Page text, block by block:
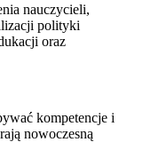
nauczycieli,
polityki
oraz
kompetencje i
nowoczesną